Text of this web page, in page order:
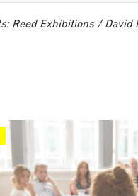
Reed Exhibitions / David